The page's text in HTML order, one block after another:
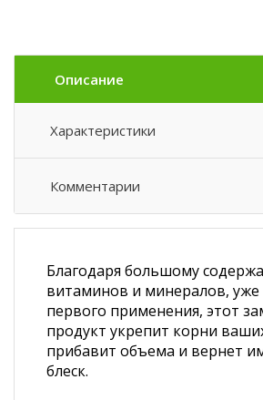
Описание
Характеристики
Комментарии
Благодаря большому
витаминов и минералов, уже
первого применения, этот
продукт укрепит корни
прибавит объема и вернет
блеск.